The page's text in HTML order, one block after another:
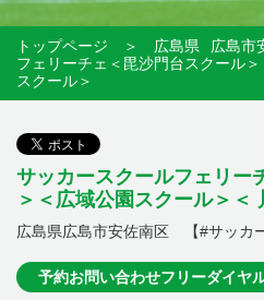
トップページ ＞ 広島県 広島市
フェリーチェ＜毘沙門台スクール
スクール＞
サッカースクールフェリー
＞＜広域公園スクール＞＜
広島県広島市安佐南区 【#サッカ
予約お問い合わせフリーダイヤ